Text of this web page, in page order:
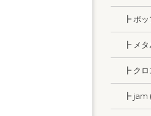
┣ ポッ
┣ メタ
┣ クロ
┣ jam